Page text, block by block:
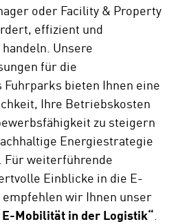
oder Facility & Property
effizient und
Unsere
für die
bieten Ihnen eine
Ihre Betriebskosten
zu steigern
Energiestrategie
Für weiterführende
Einblicke in die E-
wir Ihnen unser
Mobilität in der Logistik“